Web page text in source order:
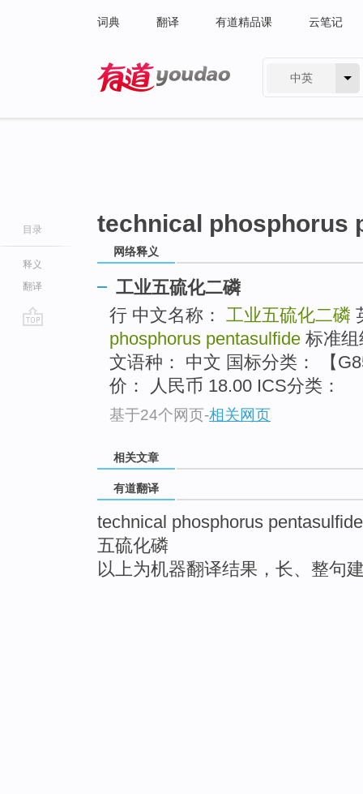
词典 翻译 有道精品课 云笔记
中英
目录
释义
翻译
technical phosphorus
网络释义
工业五硫化二磷
行 中文名称： 工业五硫化二磷
phosphorus pentasulfide 标准
文语种： 中文 国标分类： 【
价： 人民币 18.00 ICS分类：
基于24个网页-相关网页
相关文章
有道翻译
technical phosphorus pentasulfide
五硫化磷
以上为机器翻译结果，长、整句